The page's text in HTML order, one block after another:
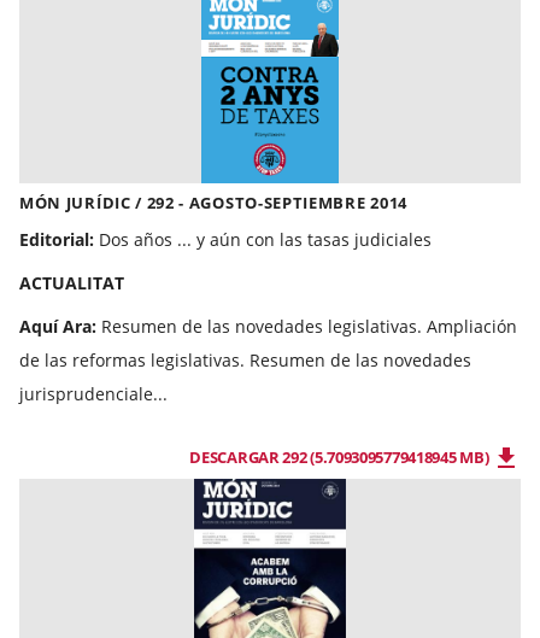
MÓN JURÍDIC / 292 - AGOSTO-SEPTIEMBRE 2014
Editorial: Dos años ... y aún con las tasas judiciales
ACTUALITAT
Aquí Ara: Resumen de las novedades legislativas. Ampliación
de las reformas legislativas. Resumen de las novedades
jurisprudenciale...
DESCARGAR 292 (5.7093095779418945 MB)